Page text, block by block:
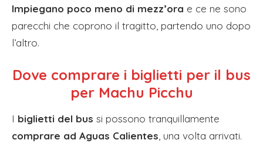
Impiegano poco meno di mezz’ora e ce ne sono
parecchi che coprono il tragitto, partendo uno dopo
l’altro.
Dove comprare i biglietti per il bus
per Machu Picchu
I biglietti del bus si possono tranquillamente
comprare ad Aguas Calientes , una volta arrivati.